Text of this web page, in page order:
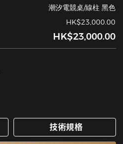
潮汐電競桌/線柱 黑色
HK$23,000.00
HK$23,000.00
技術規格